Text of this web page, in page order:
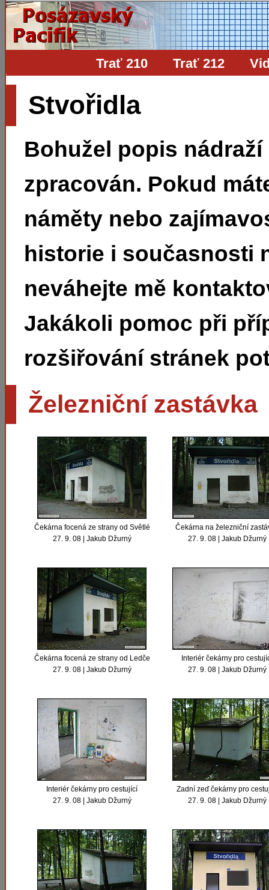
Trať 210 Trať 212
Stvořidla
Bohužel popis
zpracován. Pokud
náměty nebo
historie i současnosti
neváhejte mě
Jakákoli pomoc při
rozšiřování stránek
Železniční zastávka
Čekárna focená ze strany od Světlé
27. 9. 08 | Jakub Džurný
Čekárna na železniční
27. 9. 08 | Jakub Džurný
Čekárna focená ze strany od Ledče
27. 9. 08 | Jakub Džurný
Interiér čekárny pro
27. 9. 08 | Jakub Džurný
Interiér čekárny pro cestující
27. 9. 08 | Jakub Džurný
Zadní zeď čekárny pro
27. 9. 08 | Jakub Džurný